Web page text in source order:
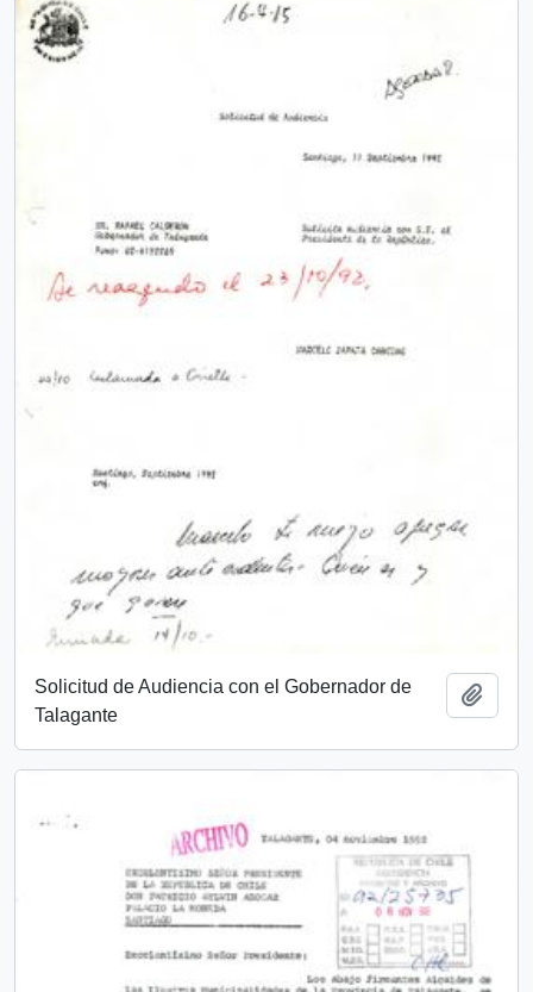
Solicitud de Audiencia con el Gobernador de
Talagante